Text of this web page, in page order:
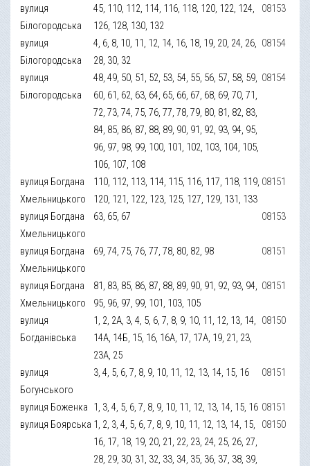
вулиця
Білогородська
45, 110, 112, 114, 116, 118, 120, 122, 124,
126, 128, 130, 132
08153
вулиця
Білогородська
4, 6, 8, 10, 11, 12, 14, 16, 18, 19, 20, 24, 26,
28, 30, 32
08154
вулиця
Білогородська
48, 49, 50, 51, 52, 53, 54, 55, 56, 57, 58, 59,
60, 61, 62, 63, 64, 65, 66, 67, 68, 69, 70, 71,
72, 73, 74, 75, 76, 77, 78, 79, 80, 81, 82, 83,
84, 85, 86, 87, 88, 89, 90, 91, 92, 93, 94, 95,
96, 97, 98, 99, 100, 101, 102, 103, 104, 105,
106, 107, 108
08154
вулиця Богдана
Хмельницького
110, 112, 113, 114, 115, 116, 117, 118, 119,
120, 121, 122, 123, 125, 127, 129, 131, 133
08151
вулиця Богдана
Хмельницького
63, 65, 67 08153
вулиця Богдана
Хмельницького
69, 74, 75, 76, 77, 78, 80, 82, 98 08151
вулиця Богдана
Хмельницького
81, 83, 85, 86, 87, 88, 89, 90, 91, 92, 93, 94,
95, 96, 97, 99, 101, 103, 105
08151
вулиця
Богданівська
1, 2, 2А, 3, 4, 5, 6, 7, 8, 9, 10, 11, 12, 13, 14,
14А, 14Б, 15, 16, 16А, 17, 17А, 19, 21, 23,
23А, 25
08150
вулиця
Богунського
3, 4, 5, 6, 7, 8, 9, 10, 11, 12, 13, 14, 15, 16 08151
вулиця Боженка 1, 3, 4, 5, 6, 7, 8, 9, 10, 11, 12, 13, 14, 15, 16 08151
вулиця Боярська 1, 2, 3, 4, 5, 6, 7, 8, 9, 10, 11, 12, 13, 14, 15,
16, 17, 18, 19, 20, 21, 22, 23, 24, 25, 26, 27,
28, 29, 30, 31, 32, 33, 34, 35, 36, 37, 38, 39,
08150